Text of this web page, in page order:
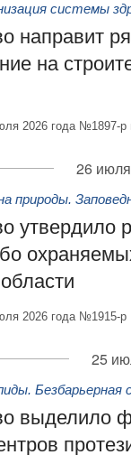
системы
направит
на
2026 года №1897-
26
природы.
утвердило
2026 года №1915-р
25
Безбарьерная
выделило